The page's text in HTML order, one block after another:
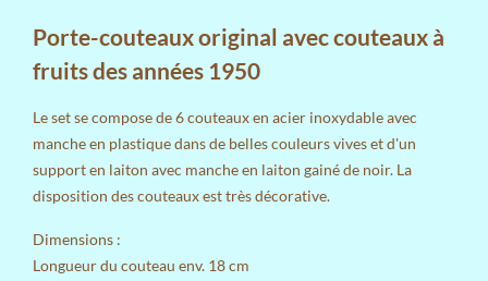
Porte-couteaux original avec couteaux à
fruits des années 1950
Le set se compose de 6 couteaux en acier inoxydable avec
manche en plastique dans de belles couleurs vives et d'un
support en laiton avec manche en laiton gainé de noir. La
disposition des couteaux est très décorative.
Dimensions :
Longueur du couteau env. 18 cm